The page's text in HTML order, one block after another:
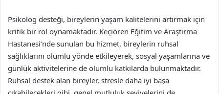
Psikolog desteği, bireylerin yaşam kalitelerini artırmak için
kritik bir rol oynamaktadır. Keçiören Eğitim ve Araştırma
Hastanesi’nde sunulan bu hizmet, bireylerin ruhsal
sağlıklarını olumlu yönde etkileyerek, sosyal yaşamlarına ve
günlük aktivitelerine de olumlu katkılarda bulunmaktadır.
Ruhsal destek alan bireyler, stresle daha iyi başa